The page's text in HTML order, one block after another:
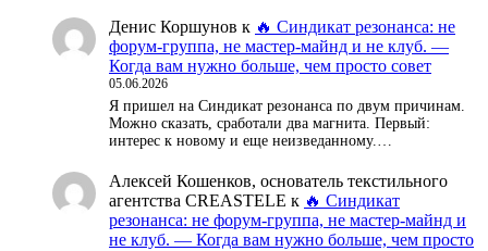
Денис Коршунов к 🔥 Синдикат резонанса: не
форум-группа, не мастер-майнд и не клуб. —
Когда вам нужно больше, чем просто совет
05.06.2026
Я пришел на Синдикат резонанса по двум причинам.
Можно сказать, сработали два магнита. Первый:
интерес к новому и еще неизведанному.…
Алексей Кошенков, основатель текстильного
агентства CREASTELE к 🔥 Синдикат
резонанса: не форум-группа, не мастер-майнд и
не клуб. — Когда вам нужно больше, чем просто